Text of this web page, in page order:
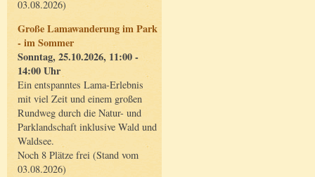
03.08.2026)
Große Lamawanderung im Park
- im Sommer
Sonntag, 25.10.2026, 11:00 -
14:00 Uhr
Ein entspanntes Lama-Erlebnis
mit viel Zeit und einem großen
Rundweg durch die Natur- und
Parklandschaft inklusive Wald und
Waldsee.
Noch 8 Plätze frei (Stand vom
03.08.2026)